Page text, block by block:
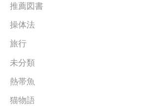
推薦図書
操体法
旅行
未分類
熱帯魚
猫物語